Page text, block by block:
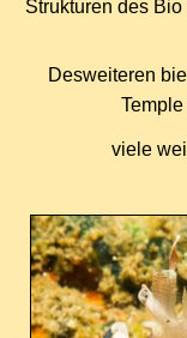
Strukturen des
Desweiteren
viele